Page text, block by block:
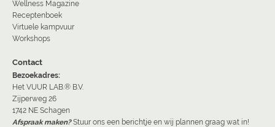
Wellness Magazine
Receptenboek
Virtuele kampvuur
Workshops
Contact
Bezoekadres:
Het VUUR LAB.® B.V.
Zijperweg 26
1742 NE Schagen
Afspraak maken? Stuur ons een berichtje en wij plannen graag wat in!